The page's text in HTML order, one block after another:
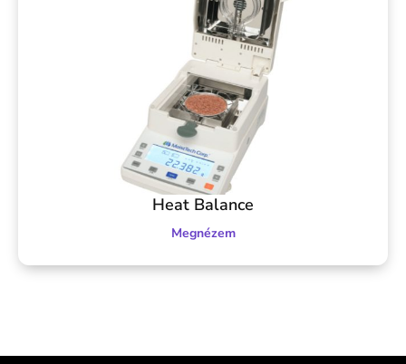
Heat Balance
Megnézem